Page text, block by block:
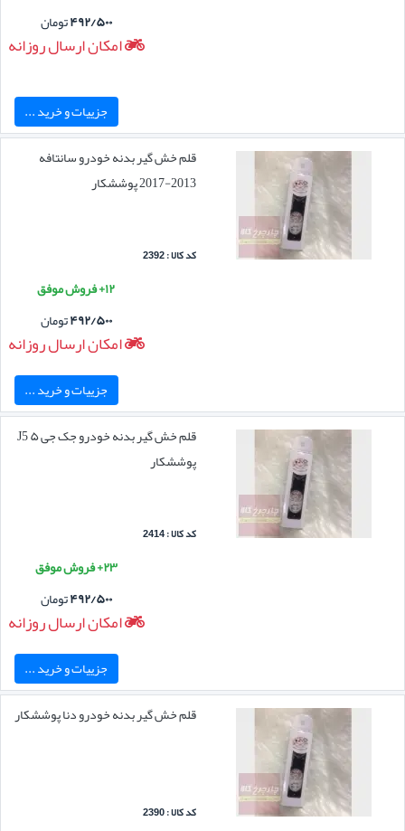
۴۹۲/۵۰۰تومان
امکان ارسال روزانه
جزییات و خرید ...
قلم خش گیر بدنه خودرو سانتافه
2013-2017 پوششکار
کد کالا : 2392
۱۲+ فروش موفق
۴۹۲/۵۰۰تومان
امکان ارسال روزانه
جزییات و خرید ...
قلم خش گیر بدنه خودرو جک جی ۵ J5
پوششکار
کد کالا : 2414
۲۳+ فروش موفق
۴۹۲/۵۰۰تومان
امکان ارسال روزانه
جزییات و خرید ...
قلم خش گیر بدنه خودرو دنا پوششکار
کد کالا : 2390